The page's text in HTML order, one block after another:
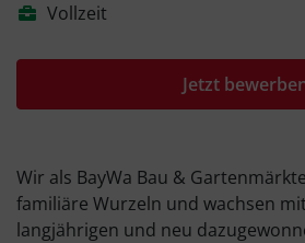
Vollzeit
Jetzt
Wir als BayWa Bau &
familiäre Wurzeln und wachsen
langjährigen und neu